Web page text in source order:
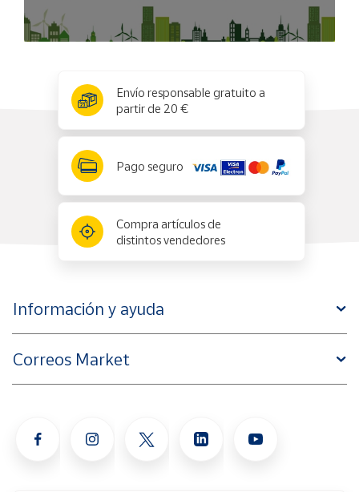
Envío responsable gratuito a
partir de 20 €
Pago seguro
Compra artículos de
distintos vendedores
Información y ayuda
Correos Market